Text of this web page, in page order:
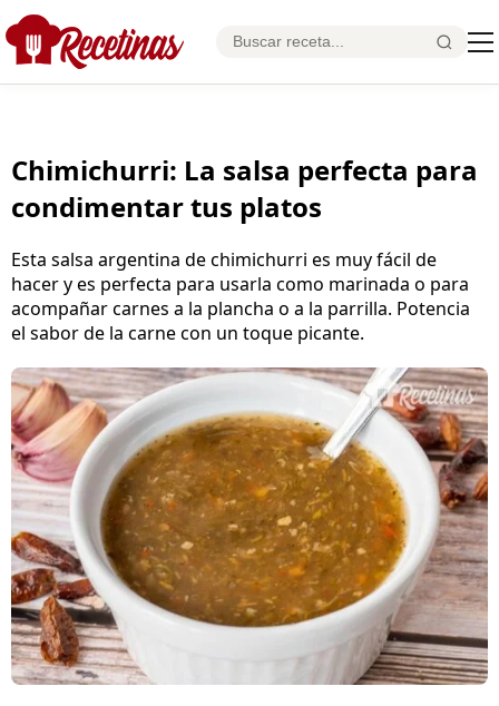
Chimichurri: La salsa perfecta para
condimentar tus platos
Esta salsa argentina de chimichurri es muy fácil de
hacer y es perfecta para usarla como marinada o para
acompañar carnes a la plancha o a la parrilla. Potencia
el sabor de la carne con un toque picante.